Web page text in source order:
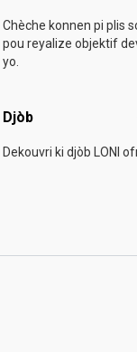
Chèche konnen pi plis
pou reyalize objektif
yo.
Djòb
Dekouvri ki djòb LONI